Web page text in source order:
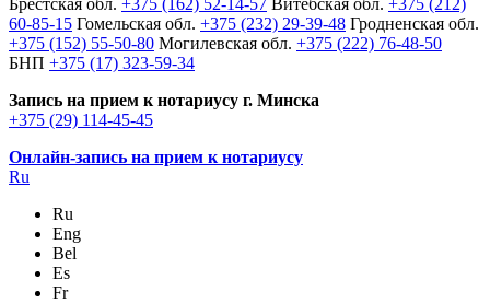
Брестская обл. +375 (162) 52-14-57 Витебская обл. +375 (212)
60-85-15 Гомельская обл. +375 (232) 29-39-48 Гродненская обл.
+375 (152) 55-50-80 Могилевская обл. +375 (222) 76-48-50
БНП +375 (17) 323-59-34
Запись на прием к нотариусу г. Минска
+375 (29) 114-45-45
Онлайн-запись на прием к нотариусу
Ru
Ru
Eng
Bel
Es
Fr